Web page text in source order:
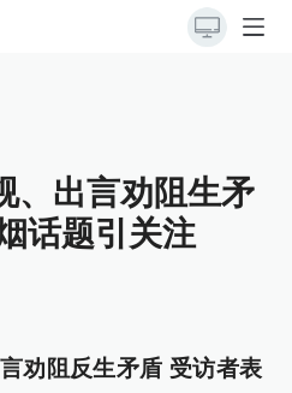
、出言劝阻生矛
话题引关注
劝阻反生矛盾 受访者表